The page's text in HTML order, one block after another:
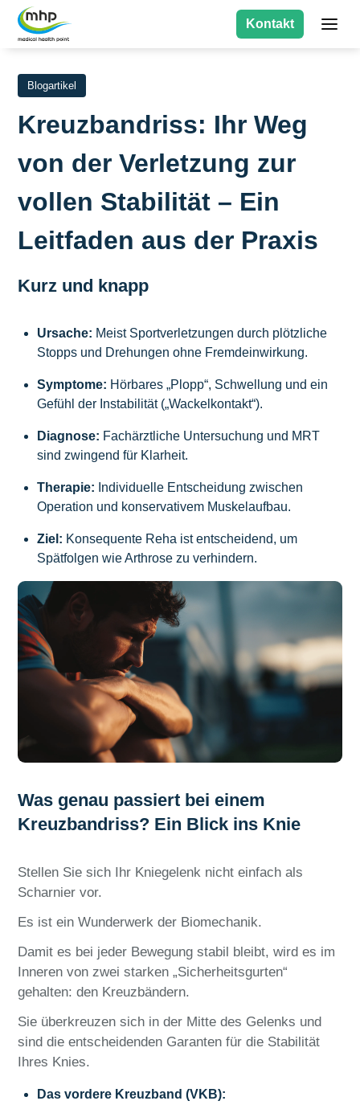
Kontakt
Blogartikel
Kreuzbandriss: Ihr Weg
von der Verletzung zur
vollen Stabilität – Ein
Leitfaden aus der Praxis
Kurz und knapp
Ursache: Meist Sportverletzungen durch plötzliche
Stopps und Drehungen ohne Fremdeinwirkung.
Symptome: Hörbares „Plopp“, Schwellung und ein
Gefühl der Instabilität („Wackelkontakt“).
Diagnose: Fachärztliche Untersuchung und MRT
sind zwingend für Klarheit.
Therapie: Individuelle Entscheidung zwischen
Operation und konservativem Muskelaufbau.
Ziel: Konsequente Reha ist entscheidend, um
Spätfolgen wie Arthrose zu verhindern.
Was genau passiert bei einem
Kreuzbandriss? Ein Blick ins Knie
Stellen Sie sich Ihr Kniegelenk nicht einfach als
Scharnier vor.
Es ist ein Wunderwerk der Biomechanik.
Damit es bei jeder Bewegung stabil bleibt, wird es im
Inneren von zwei starken „Sicherheitsgurten“
gehalten: den Kreuzbändern.
Sie überkreuzen sich in der Mitte des Gelenks und
sind die entscheidenden Garanten für die Stabilität
Ihres Knies.
Das vordere Kreuzband (VKB):